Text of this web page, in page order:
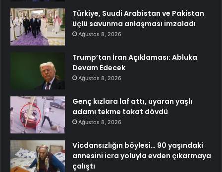
Türkiye, Suudi Arabistan ve Pakistan
üçlü savunma anlaşması imzaladı
Ağustos 8, 2026
Trump’tan İran Açıklaması: Abluka
Devam Edecek
Ağustos 8, 2026
Genç kızlara laf attı, uyaran yaşlı
adamı tekme tokat dövdü
Ağustos 8, 2026
Vicdansızlığın böylesi… 90 yaşındaki
annesini icra yoluyla evden çıkarmaya
çalıştı